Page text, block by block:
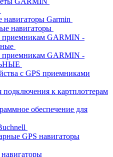
Garmin
навигаторы
приемникам GARMIN -
приемникам GARMIN -
с GPS приемниками
к картплоттерам
обеспечение для
GPS навигаторы